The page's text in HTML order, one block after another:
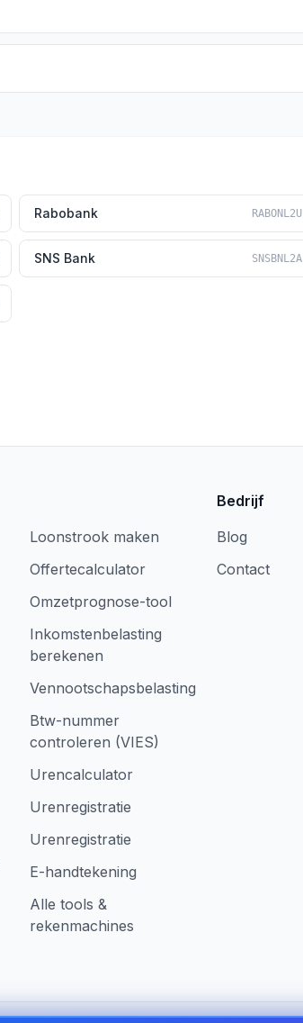
Rabobank RABONL2U
SNS Bank SNSBNL2A
Loonstrook maken
Offertecalculator
Omzetprognose-tool
Inkomstenbelasting
berekenen
Vennootschapsbelasting
Btw-nummer
controleren (VIES)
Urencalculator
Urenregistratie
Urenregistratie
E-handtekening
Alle tools &
rekenmachines
Bedrijf
Blog
Contact